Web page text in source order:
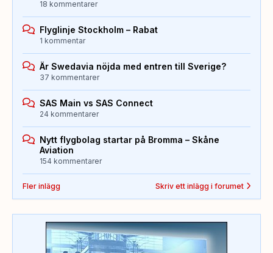
18 kommentarer
Flyglinje Stockholm – Rabat
1 kommentar
Är Swedavia nöjda med entren till Sverige?
37 kommentarer
SAS Main vs SAS Connect
24 kommentarer
Nytt flygbolag startar på Bromma – Skåne
Aviation
154 kommentarer
Fler inlägg Skriv ett inlägg i forumet